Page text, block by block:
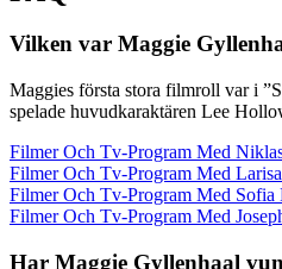
Vilken var Maggie
Maggies första stora filmroll var i
spelade huvudkaraktären Lee
Filmer Och Tv-Program Med
Filmer Och Tv-Program Med
Filmer Och Tv-Program Med Sofia
Filmer Och Tv-Program Med
Har Maggie Gyllenhaal